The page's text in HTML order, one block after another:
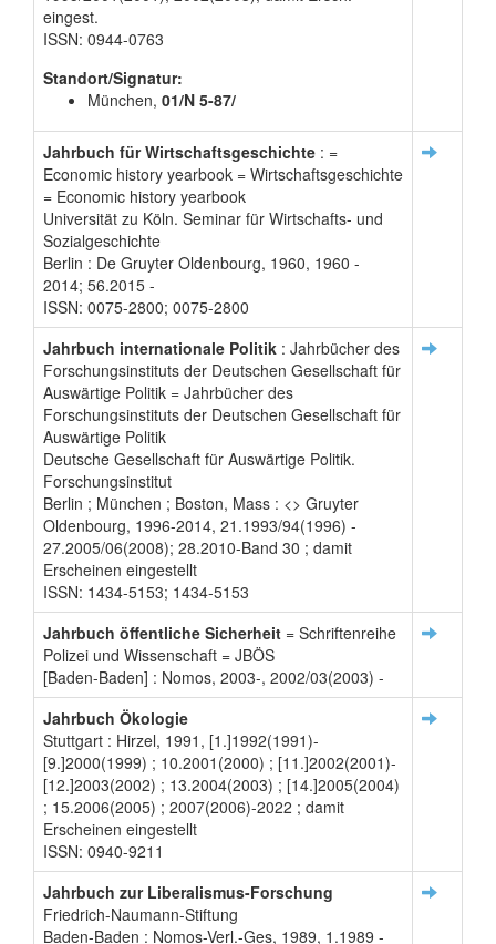
eingest.
ISSN: 0944-0763
Standort/Signatur:
München, 01/N 5-87/
Jahrbuch für Wirtschaftsgeschichte : =
Economic history yearbook = Wirtschaftsgeschichte
= Economic history yearbook
Universität zu Köln. Seminar für Wirtschafts- und
Sozialgeschichte
Berlin : De Gruyter Oldenbourg, 1960, 1960 -
2014; 56.2015 -
ISSN: 0075-2800; 0075-2800
Jahrbuch internationale Politik : Jahrbücher des
Forschungsinstituts der Deutschen Gesellschaft für
Auswärtige Politik = Jahrbücher des
Forschungsinstituts der Deutschen Gesellschaft für
Auswärtige Politik
Deutsche Gesellschaft für Auswärtige Politik.
Forschungsinstitut
Berlin ; München ; Boston, Mass : <> Gruyter
Oldenbourg, 1996-2014, 21.1993/94(1996) -
27.2005/06(2008); 28.2010-Band 30 ; damit
Erscheinen eingestellt
ISSN: 1434-5153; 1434-5153
Jahrbuch öffentliche Sicherheit = Schriftenreihe
Polizei und Wissenschaft = JBÖS
[Baden-Baden] : Nomos, 2003-, 2002/03(2003) -
Jahrbuch Ökologie
Stuttgart : Hirzel, 1991, [1.]1992(1991)-
[9.]2000(1999) ; 10.2001(2000) ; [11.]2002(2001)-
[12.]2003(2002) ; 13.2004(2003) ; [14.]2005(2004)
; 15.2006(2005) ; 2007(2006)-2022 ; damit
Erscheinen eingestellt
ISSN: 0940-9211
Jahrbuch zur Liberalismus-Forschung
Friedrich-Naumann-Stiftung
Baden-Baden : Nomos-Verl.-Ges, 1989, 1.1989 -